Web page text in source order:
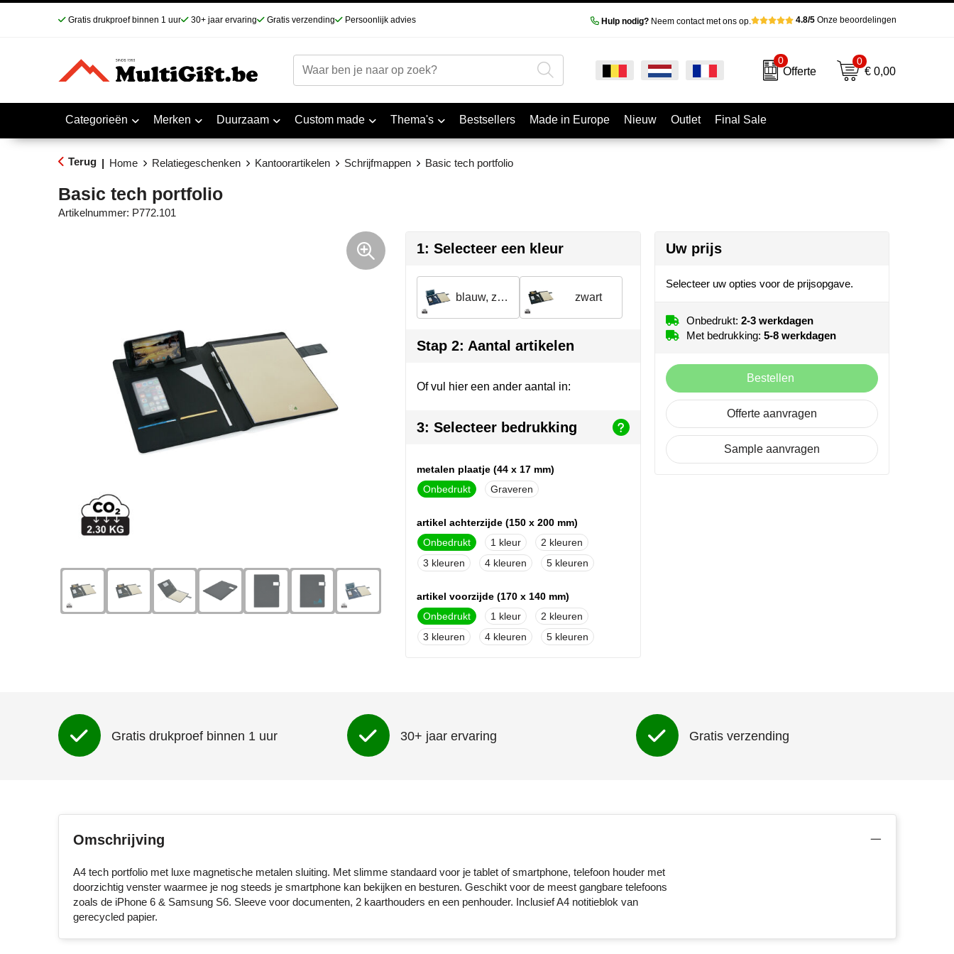
Gratis drukproef binnen 1 uur 30+ jaar ervaring Gratis verzending Persoonlijk advies Hulp nodig?Neem contact met ons op. 4.8/5Onze beoordelingen
0
Offerte
0
€ 0,00
Categorieën Merken Duurzaam Custom made Thema's Bestsellers Made in Europe Nieuw Outlet Final Sale
Terug | Home Relatiegeschenken Kantoorartikelen Schrijfmappen Basic tech portfolio
Basic tech portfolio
Artikelnummer: P772.101
1: Selecteer een kleur
blauw, zwart zwart
Stap 2: Aantal artikelen
Of vul hier een ander aantal in:
3: Selecteer bedrukking
metalen plaatje (44 x 17 mm)
Onbedrukt
Graveren
artikel achterzijde (150 x 200 mm)
Onbedrukt
1
2
3
4 5
artikel voorzijde (170 x 140 mm)
Onbedrukt
1
2
3
4 5
Uw prijs
Selecteer uw opties voor de prijsopgave.
Onbedrukt: 2-3 werkdagen
Met bedrukking: 5-8 werkdagen
Bestellen
Offerte aanvragen
Sample aanvragen
Gratis drukproef binnen 1 uur 30+ jaar ervaring Gratis verzending
Omschrijving
A4 tech portfolio met luxe magnetische metalen sluiting. Met slimme standaard voor je tablet of smartphone, telefoon houder met
doorzichtig venster waarmee je nog steeds je smartphone kan bekijken en besturen. Geschikt voor de meest gangbare telefoons
zoals de iPhone 6 & Samsung S6. Sleeve voor documenten, 2 kaarthouders en een penhouder. Inclusief A4 notitieblok van
gerecycled papier.